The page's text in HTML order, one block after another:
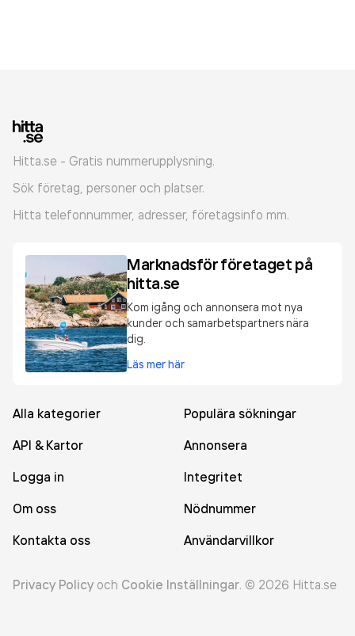
Hitta.se - Gratis nummerupplysning.
Sök företag, personer och platser.
Hitta telefonnummer, adresser, företagsinfo mm.
Marknadsför företaget på
hitta.se
Kom igång och annonsera mot nya
kunder och samarbetspartners nära
dig.
Läs mer här
Alla kategorier
Populära sökningar
API & Kartor
Annonsera
Logga in
Integritet
Om oss
Nödnummer
Kontakta oss
Användarvillkor
Privacy Policy och Cookie Inställningar. © 2026 Hitta.se